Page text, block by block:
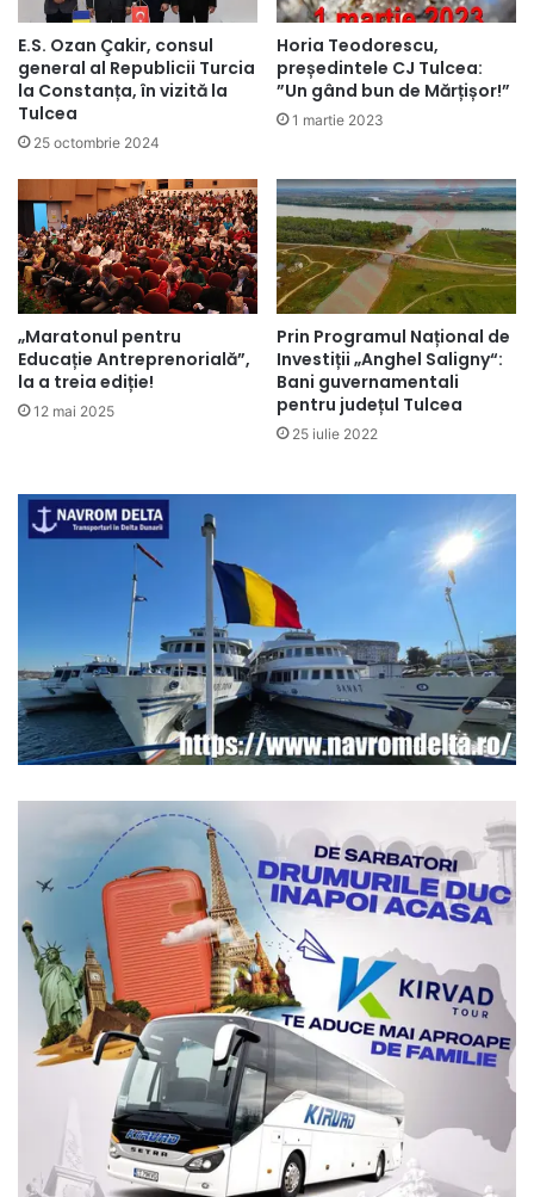
E.S. Ozan Çakir, consul
general al Republicii Turcia
la Constanța, în vizită la
Tulcea
25 octombrie 2024
Horia Teodorescu,
președintele CJ Tulcea:
”Un gând bun de Mărțișor!”
1 martie 2023
„Maratonul pentru
Educație Antreprenorială”,
la a treia ediție!
12 mai 2025
Prin Programul Național de
Investiții „Anghel Saligny“:
Bani guvernamentali
pentru județul Tulcea
25 iulie 2022